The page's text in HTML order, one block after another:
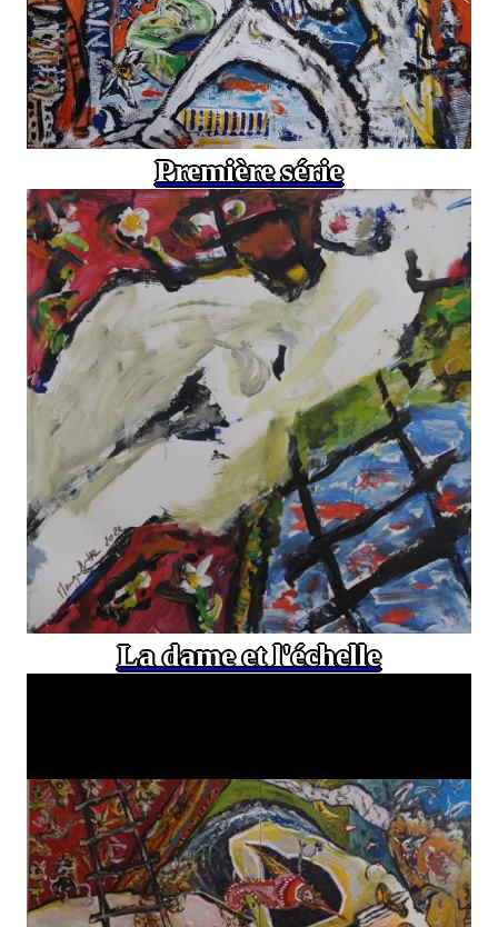
Première série
La dame et l'échelle